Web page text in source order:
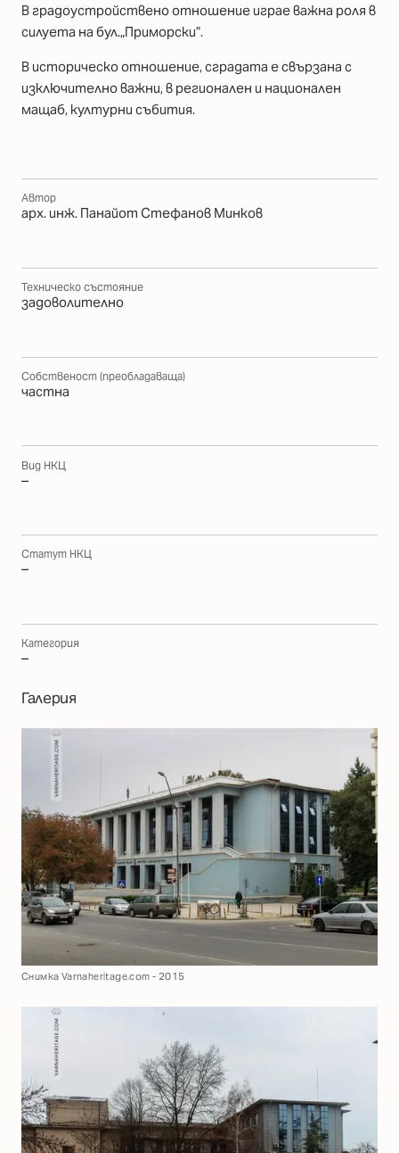
В градоустройствено отношение играе важна роля в
силуета на бул.„Приморски”.
В историческо отношение, сградата е свързана с
изключително важни, в регионален и национален
мащаб, културни събития.
Автор
арх. инж. Панайот Стефанов Минков
Техническо състояние
задоволително
Собственост (преобладаваща)
частна
Вид НКЦ
–
Статут НКЦ
–
Категория
–
Галерия
Снимка Varnaheritage.com - 2015